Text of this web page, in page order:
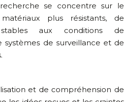
se concentre sur le
plus résistants, de
aux conditions de
de surveillance et de
et de compréhension de